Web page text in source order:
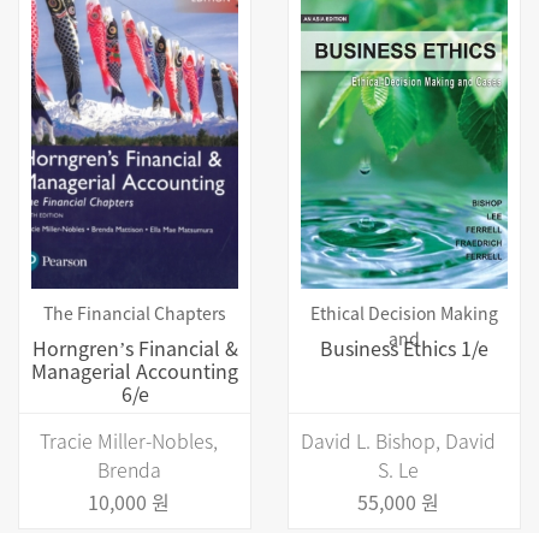
The Financial Chapters
Horngrenʼs Financial &
Managerial Accounting
6/e
Tracie Miller-Nobles,
Brenda
10,000 원
Ethical Decision Making
and
Business Ethics 1/e
David L. Bishop, David
S. Le
55,000 원